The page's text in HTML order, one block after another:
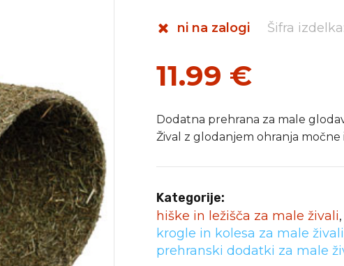
ni na zalogi Šifra
11.99 €
Dodatna prehrana za male
Žival z glodanjem ohranja močne
Kategorije:
hiške in ležišča za male živali,
krogle in kolesa za male živali
prehranski dodatki za male